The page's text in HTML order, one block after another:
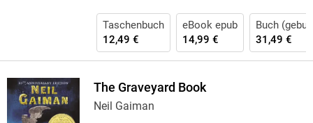
Taschenbuch
12,49 €
eBook epub
14,99 €
Buch
31,49 €
The Graveyard Book
Neil Gaiman